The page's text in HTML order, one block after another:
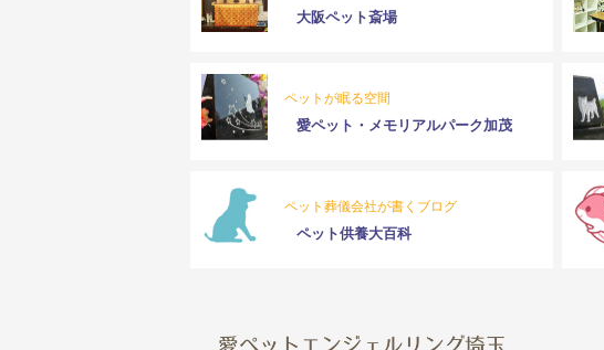
大阪ペット斎場
ペットが眠る空間
愛ペット・メモリアルパーク加茂
ペット葬儀会社が書くブログ
ペット供養大百科